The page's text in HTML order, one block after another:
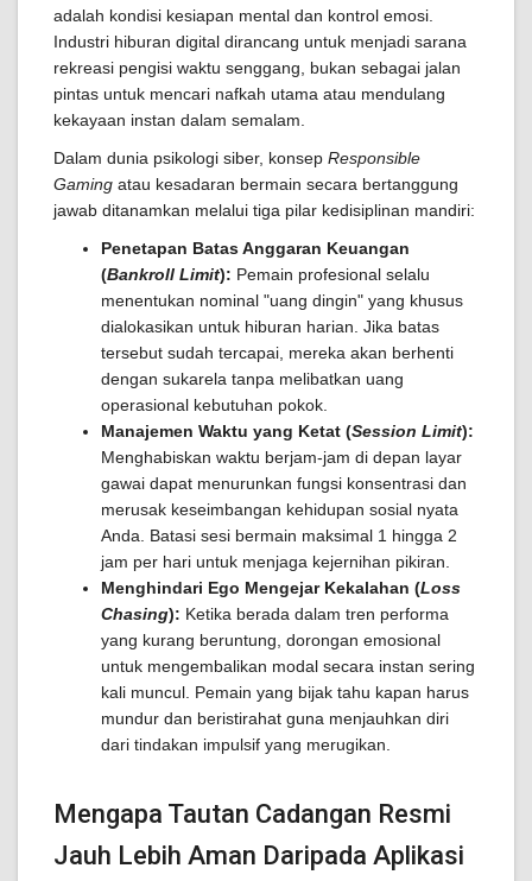
adalah kondisi kesiapan mental dan kontrol emosi.
Industri hiburan digital dirancang untuk menjadi sarana
rekreasi pengisi waktu senggang, bukan sebagai jalan
pintas untuk mencari nafkah utama atau mendulang
kekayaan instan dalam semalam.
Dalam dunia psikologi siber, konsep Responsible
Gaming atau kesadaran bermain secara bertanggung
jawab ditanamkan melalui tiga pilar kedisiplinan mandiri:
Penetapan Batas Anggaran Keuangan
(Bankroll Limit): Pemain profesional selalu
menentukan nominal "uang dingin" yang khusus
dialokasikan untuk hiburan harian. Jika batas
tersebut sudah tercapai, mereka akan berhenti
dengan sukarela tanpa melibatkan uang
operasional kebutuhan pokok.
Manajemen Waktu yang Ketat (Session Limit):
Menghabiskan waktu berjam-jam di depan layar
gawai dapat menurunkan fungsi konsentrasi dan
merusak keseimbangan kehidupan sosial nyata
Anda. Batasi sesi bermain maksimal 1 hingga 2
jam per hari untuk menjaga kejernihan pikiran.
Menghindari Ego Mengejar Kekalahan (Loss
Chasing): Ketika berada dalam tren performa
yang kurang beruntung, dorongan emosional
untuk mengembalikan modal secara instan sering
kali muncul. Pemain yang bijak tahu kapan harus
mundur dan beristirahat guna menjauhkan diri
dari tindakan impulsif yang merugikan.
Mengapa Tautan Cadangan Resmi
Jauh Lebih Aman Daripada Aplikasi